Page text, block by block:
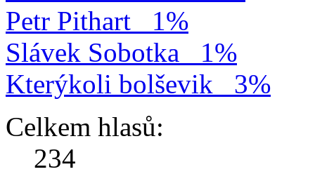
Petr Pithart
1%
Slávek Sobotka
1%
Kterýkoli bolševik
3%
Celkem hlasů:
234